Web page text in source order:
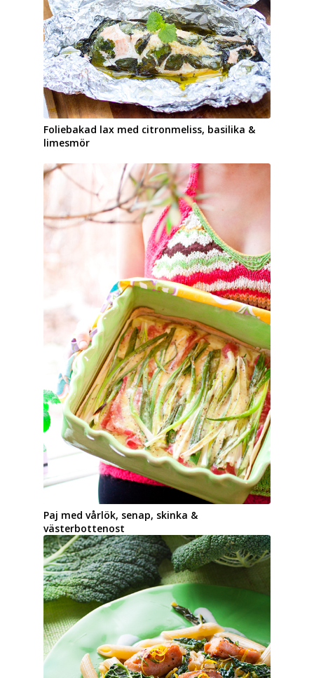
Lila sparris med ramslök, mandel och
parmesan
Smörslungade solmixmorötter med honung,
rosmarin & feta